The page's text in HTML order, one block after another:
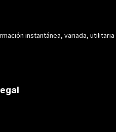
instantánea, variada, utilitaria